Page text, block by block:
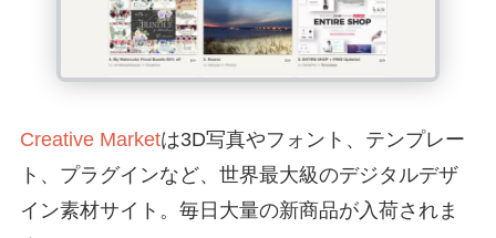
Creative Marketは3D写真やフォント、テンプレー
ト、プラグインなど、世界最大級のデジタルデザ
イン素材サイト。毎日大量の新商品が入荷されま